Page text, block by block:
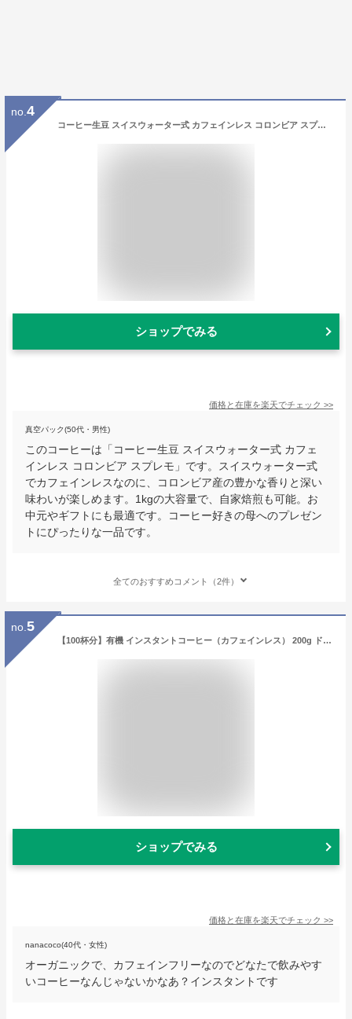
no. 4
コーヒー生豆 スイスウォーター式 カフェインレス コロンビア スプレモ 1kg 送料無料 コーヒー豆 自家焙煎 ギフト お中元 ドリップ あす楽
ショップでみる
価格と在庫を楽天でチェック >>
真空パック(50代・男性)
このコーヒーは「コーヒー生豆 スイスウォーター式 カフェ
インレス コロンビア スプレモ」です。スイスウォーター式
でカフェインレスなのに、コロンビア産の豊かな香りと深い
味わいが楽しめます。1kgの大容量で、自家焙煎も可能。お
中元やギフトにも最適です。コーヒー好きの母へのプレゼン
トにぴったりな一品です。
全てのおすすめコメント（2件）
no. 5
【100杯分】有機 インスタントコーヒー（カフェインレス） 200g ドイツ産［ オーガニック デカフェ カフェインフリー 有機 emmy organics エミーオーガニクス 妊娠中 妊婦 アイスコーヒー 安全 無農薬 ギフト 詰め替え 無添加 スイスウォータープロセス ］
ショップでみる
価格と在庫を楽天でチェック >>
nanacoco(40代・女性)
オーガニックで、カフェインフリーなのでどなたで飲みやす
いコーヒーなんじゃないかなあ？インスタントです